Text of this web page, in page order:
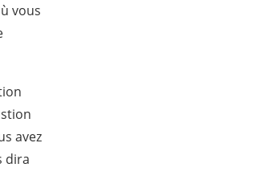
vous
avez
dira